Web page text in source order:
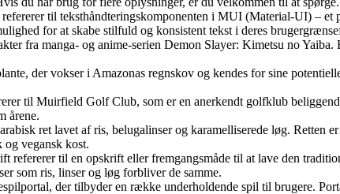
til teksthåndteringskomponenten i MUI (Material-UI) –
for at skabe stilfuld og konsistent tekst i deres
fra manga- og anime-serien Demon Slayer: Kimetsu no
der vokser i Amazonas regnskov og kendes for sine
til Muirfield Golf Club, som er en anerkendt golfklub
årene.
ret lavet af ris, belugalinser og karamelliserede løg.
vegansk kost.
til en opskrift eller fremgangsmåde til at lave den
som ris, linser og løg forbliver de samme.
der tilbyder en række underholdende spil til brugere.